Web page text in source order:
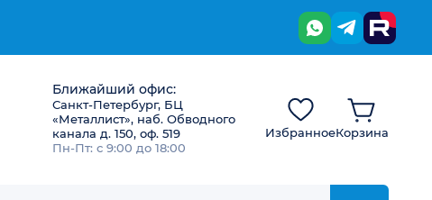
Ближайший офис:
Санкт-Петербург, БЦ
«Металлист», наб. Обводного
канала д. 150, оф. 519
Пн-Пт: с 9:00 до 18:00
ИзбранноеКорзина